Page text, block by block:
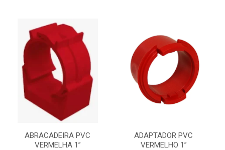
ABRACADEIRA PVC
VERMELHA 1”
ADAPTADOR PVC
VERMELHO 1”